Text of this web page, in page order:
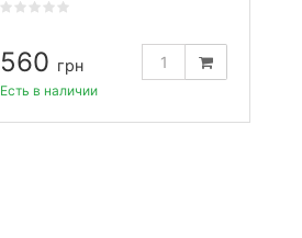
560 грн
Есть в наличии